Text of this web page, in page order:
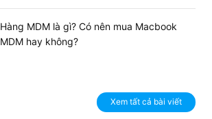
Hàng MDM là gì? Có nên mua Macbook
MDM hay không?
Xem tất cả bài viết